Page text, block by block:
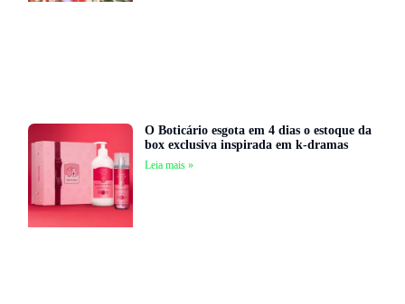
O Boticário esgota em 4 dias o estoque da
box exclusiva inspirada em k-dramas
Leia mais »